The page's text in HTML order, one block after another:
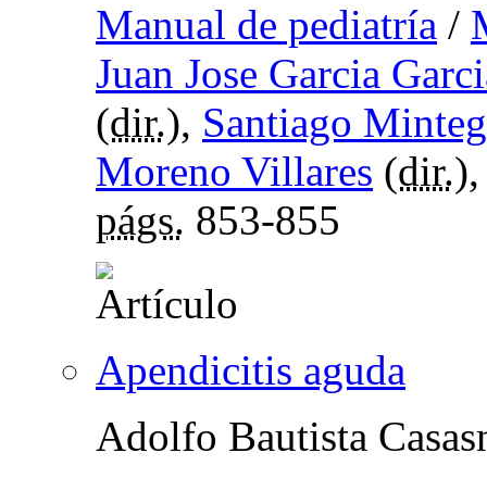
Manual de pediatría /
Juan Jose Garcia
(dir.), Santiago
Moreno Villares (dir.
págs. 853-855
Apendicitis aguda
Adolfo Bautista